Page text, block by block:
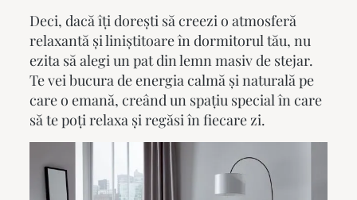
Deci, dacă îți dorești să creezi o atmosferă
relaxantă și liniștitoare în dormitorul tău, nu
ezita să alegi unpat din lemn masivde stejar.
Te vei bucura de energia calmă și naturală pe
care o emană, creând un spațiu special în care
să te poți relaxa și regăsi în fiecare zi.